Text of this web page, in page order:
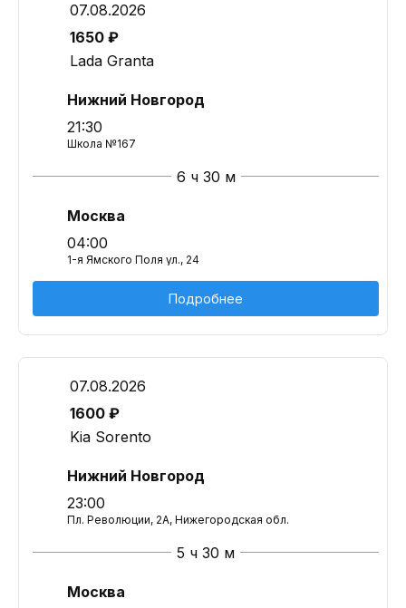
07.08.2026
1650 ₽
Lada Granta
Нижний Новгород
21:30
Школа №167
6 ч 30 м
Москва
04:00
1-я Ямского Поля ул., 24
Подробнее
07.08.2026
1600 ₽
Kia Sorento
Нижний Новгород
23:00
Пл. Революции, 2А, Нижегородская обл.
5 ч 30 м
Москва